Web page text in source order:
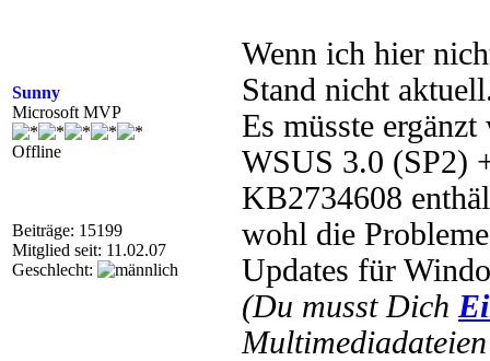
Sunny
Microsoft MVP
Offline
Beiträge: 15199
Mitglied seit: 11.02.07
Geschlecht:
Wenn ich hier
Stand nicht
Es müsste ergänzt
WSUS 3.0 (SP2)
KB2734608
wohl die
Updates für
(Du musst Dich